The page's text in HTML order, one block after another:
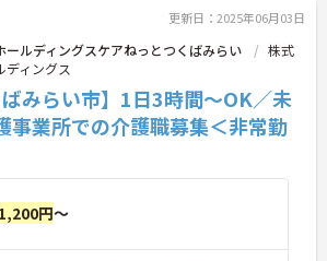
更新日：2025年06月03日
ールディングスケアねっとつくばみらい
株式
ディングス
ばみらい市】1日3時間～OK／未
事業所での介護職募集＜非常勤
1,200円～